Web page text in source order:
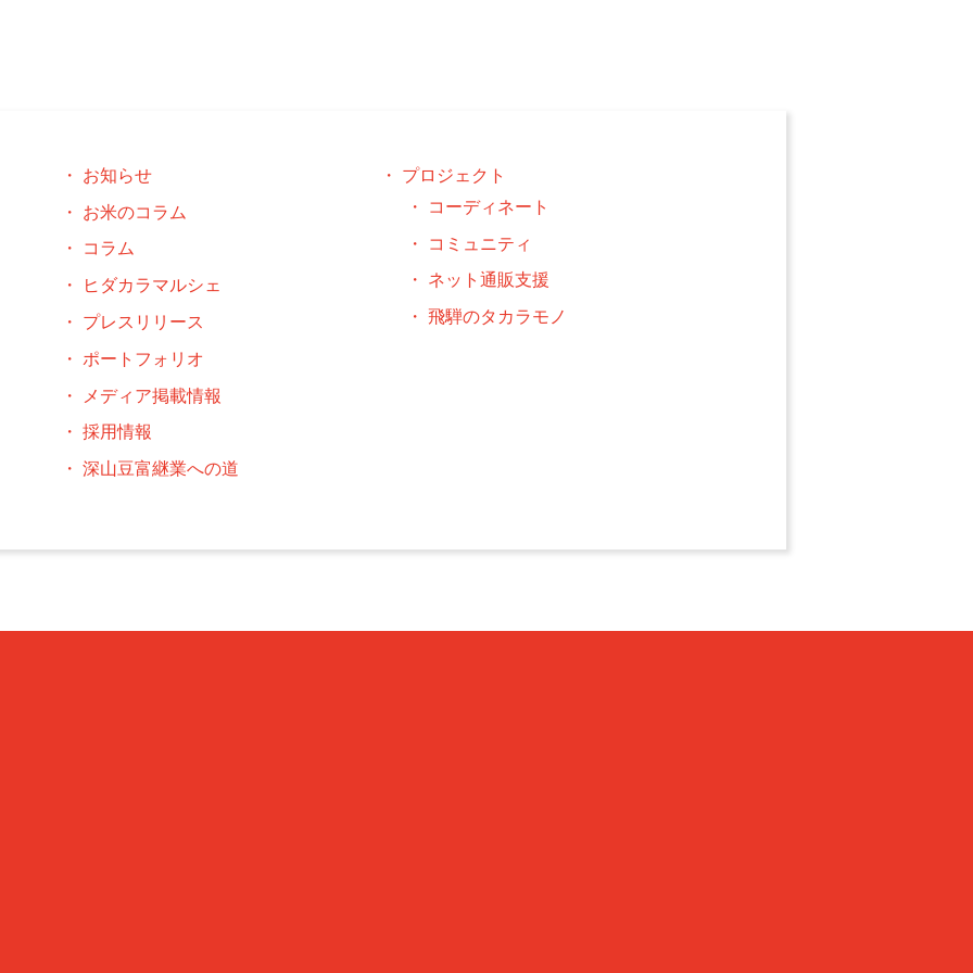
お知らせ
お米のコラム
コラム
ヒダカラマルシェ
プレスリリース
ポートフォリオ
メディア掲載情報
採用情報
深山豆富継業への道
プロジェクト
コーディネート
コミュニティ
ネット通販支援
飛騨のタカラモノ